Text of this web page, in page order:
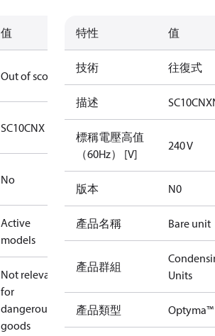
值
Out of scope
SC10CNX
No
Active
models
Not relevant
for
dangerous
goods
特性 值
技術 往復式
描述
標稱電壓高值
（60Hz） [V]
240 V
版本 N0
產品名稱 Bare unit
產品群組
Units
產品類型 Optyma™